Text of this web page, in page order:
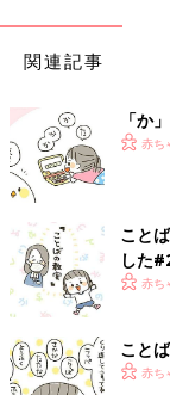
関連記事
「か
赤ち
こと
した
赤ち
こと
赤ち